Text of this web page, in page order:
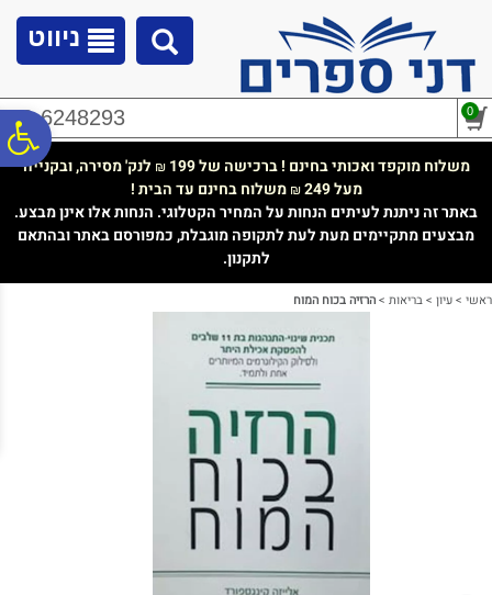
נגישות
ניווט
02-6248293 0
משלוח מוקפד ואכותי בחינם ! ברכישה של 199 ₪ לנק' מסירה, ובקנייה
מעל 249
₪משלוח בחינם עד הבית !
באתר זה ניתנת לעיתים הנחות על המחיר הקטלוגי. הנחות אלו אינן מבצע.
מבצעים מתקיימים מעת לעת לתקופה מוגבלת, כמפורסם באתר ובהתאם
לתקנון.
ראשי >עיון >בריאות >הרזיה בכוח המוח